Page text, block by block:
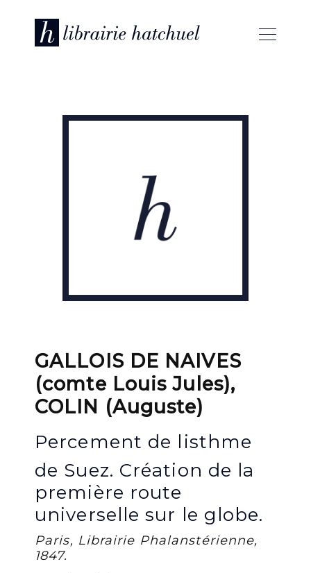
GALLOIS DE NAIVES
(comte Louis Jules),
COLIN (Auguste)
Percement de listhme
de Suez. Création de la
première route
universelle sur le globe.
Paris, Librairie Phalanstérienne,
1847.